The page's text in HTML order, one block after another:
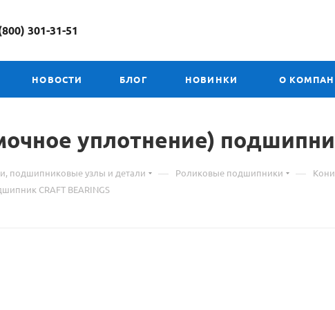
301-31-51
НОВОСТИ БЛОГ НОВИНКИ О
уплотнение)
подшипниковые узлы и детали — Роликовые подшипники —
CRAFT BEARINGS